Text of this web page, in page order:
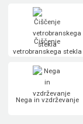
Čiščenje
vetrobranskega stekla
Nega in vzdrževanje